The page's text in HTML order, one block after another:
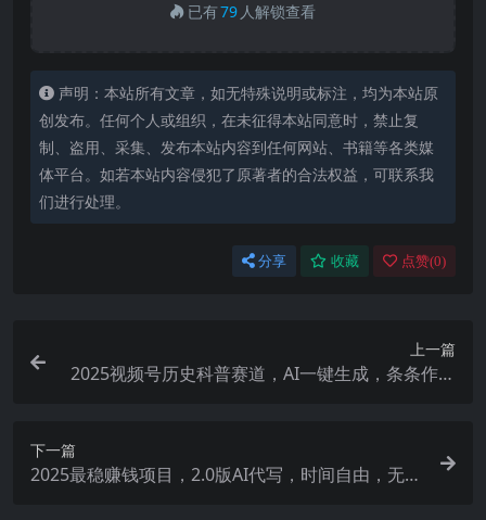
已有79 人解锁查看
声明：本站所有文章，如无特殊说明或标注，均为本站原
创发布。任何个人或组织，在未征得本站同意时，禁止复
制、盗用、采集、发布本站内容到任何网站、书籍等各类媒
体平台。如若本站内容侵犯了原著者的合法权益，可联系我
们进行处理。
分享 收藏 点赞(0)
上一篇
2025视频号历史科普赛道，AI一键生成，条条作品
下一篇
2025最稳赚钱项目，2.0版AI代写，时间自由，无需